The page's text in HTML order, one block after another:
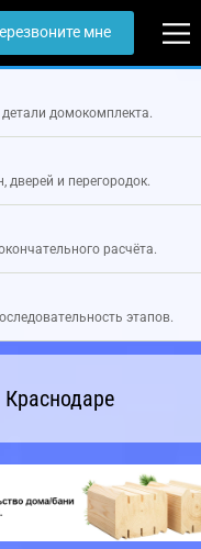
мне
домокомплекта.
дверей и перегородок.
расчёта.
этапов.